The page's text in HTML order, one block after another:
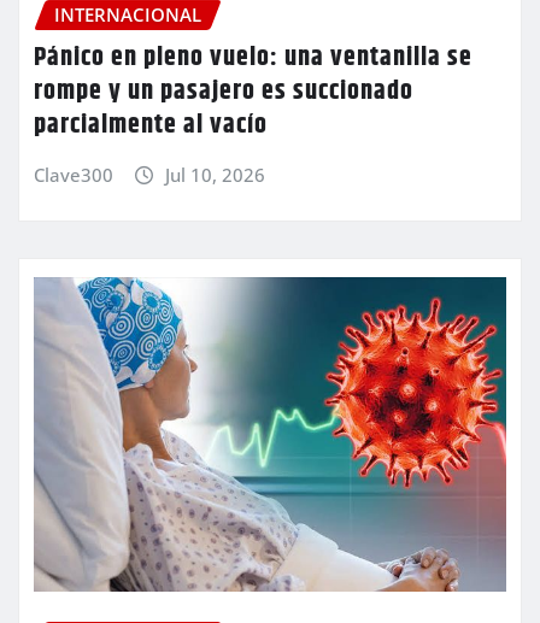
INTERNACIONAL
Pánico en pleno vuelo: una ventanilla se
rompe y un pasajero es succionado
parcialmente al vacío
Clave300 Jul 10, 2026